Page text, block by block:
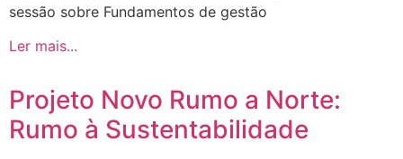
sessão sobre Fundamentos de gestão
Ler mais...
Projeto Novo Rumo a Norte:
Rumo à Sustentabilidade